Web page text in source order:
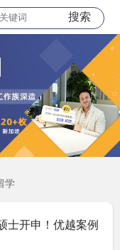
搜索
学
士开申！优越案例